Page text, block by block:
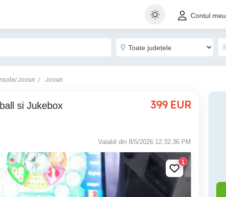
Contul meu
Jocuri Jocuri
399 EUR
Valabil din 8/5/2026 12:32:36 PM
1